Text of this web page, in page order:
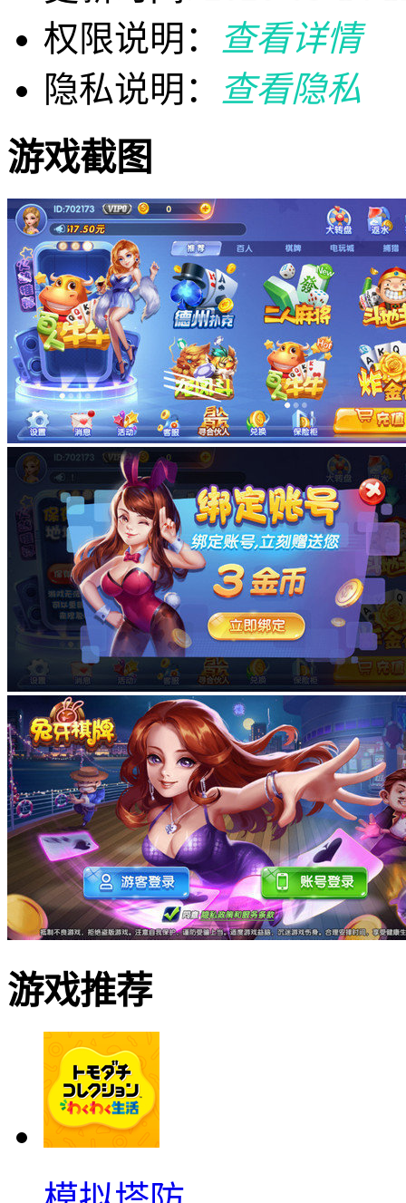
权限说明：
查看详情
隐私说明：
查看隐私
游戏截图
游戏推荐